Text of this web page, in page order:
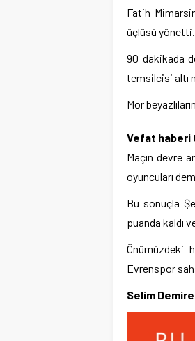
Fatih
üçlüsü yönetti.
90 dakikada
temsilcisi altı
Mor
Vefat haberi
Maçın devre
oyuncuları
Bu sonuçla
puanda kaldı
Önümüzdeki
Evrenspor
Selim